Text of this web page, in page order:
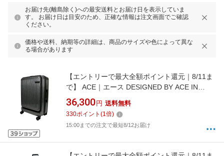
お届け先(離島除く)への最安送料とお届け日を表示していま
す。 お届け日は目安のため、正確な情報は注文画面でご確認
ください。
価格や送料、納期等の詳細は、商品のサイズや色によって異な
る場合があります
【エントリーで最大全額ポイント還元｜8/11ま
で】 ACE｜エース DESIGNED BY ACE IN
JAPAN スーツケース フロントオープンラゲー
ジ 67-75L 拡張型サイズ ヘアラインブラック
ACE-548202 [TSAロック搭載]
36,300 円 送料無料
330ポイント (1倍)
15:00までの注文で最短8/12お届け